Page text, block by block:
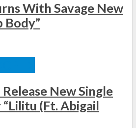
With Savage New
Body”
New Single
(Ft. Abigail